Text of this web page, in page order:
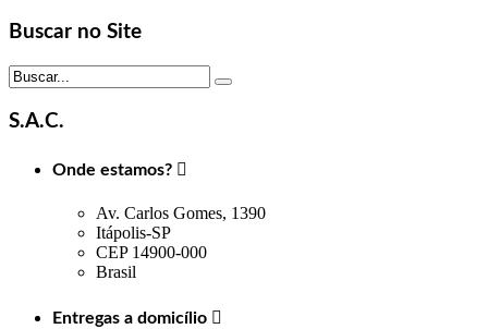
Buscar no Site
S.A.C.
Onde estamos?
Av. Carlos Gomes, 1390
Itápolis-SP
CEP 14900-000
Brasil
Entregas a domicílio 